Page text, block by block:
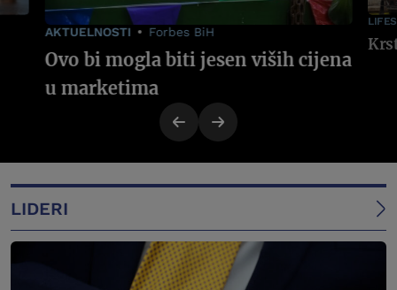
AKTUELNOSTI Forbes BiH
Ovo bi mogla biti jesen viših cijena
u marketima
LIDERI